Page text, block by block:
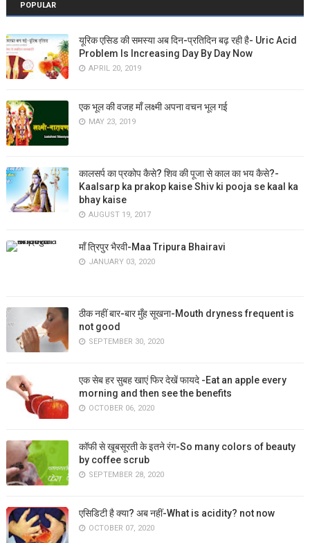
POPULAR
यूरिक एसिड की समस्या अब दिन-प्रतिदिन बढ़ रही है- Uric Acid
Problem Is Increasing Day By Day Now
APRIL 20, 2019
एक भूल की वजह माँ लक्ष्मी अपना वचन भूल गई
MAY 23, 2019
कालसर्प का प्रकोप कैसे? शिव की पूजा से काल का भय कैसे?-
Kaalsarp ka prakop kaise Shiv ki pooja se kaal ka
bhay kaise
AUGUST 19, 2017
माँ त्रिपुर भैरवी-Maa Tripura Bhairavi
JANUARY 03, 2020
ठीक नहीं बार-बार मुँह सूखना-Mouth dryness frequent is
not good
SEPTEMBER 30, 2020
एक सेब हर सुबह खाएं फिर देखें फायदे -Eat an apple every
morning and then see the benefits
OCTOBER 06, 2020
कॉफी से खूबसूरती के इतने रंग-So many colors of beauty
by coffee scrub
SEPTEMBER 28, 2020
एसिडिटी है क्या? अब नहीं-What is acidity? not now
OCTOBER 07, 2020